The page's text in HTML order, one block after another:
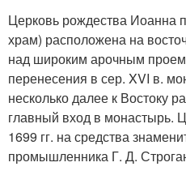
Церковь рождества Иоанна
храм) расположена на
над широким арочным
перенесения в сер. XVI в.
несколько далее к Востоку
главный вход в монастырь.
1699 гг. на средства
промышленника Г. Д.